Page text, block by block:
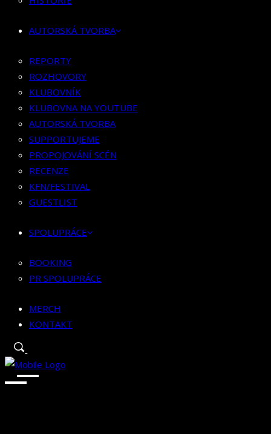
KLUBOVNA NA YOUTUBE
SUPPORTUJEME
PROPOJOVÁNÍ SCÉN
RECENZE
KFN/FESTIVAL
GUESTLIST
SPOLUPRÁCE
BOOKING
PR SPOLUPRÁCE
MERCH
AUTORSKÁ TVORBA
REPORTY
ROZHOVORY
KLUBOVNÍK
KLUBOVNA NA YOUTUBE
AUTORSKÁ TVORBA
SUPPORTUJEME
PROPOJOVÁNÍ SCÉN
RECENZE
KFN/FESTIVAL
GUESTLIST
SPOLUPRÁCE
BOOKING
PR SPOLUPRÁCE
MERCH
KONTAKT